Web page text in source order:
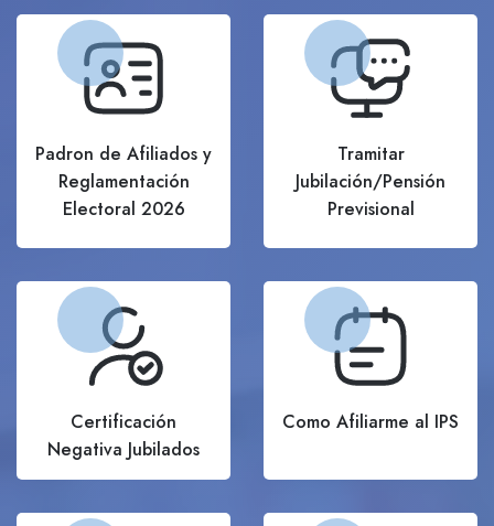
Padron de Afiliados y
Reglamentación
Electoral 2026
Tramitar
Jubilación/Pensión
Previsional
Certificación
Negativa Jubilados
Como Afiliarme al IPS